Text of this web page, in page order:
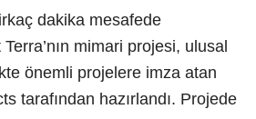
dakika mesafede
mimari projesi, ulusal
önemli projelere imza atan
tarafından hazırlandı. Projede